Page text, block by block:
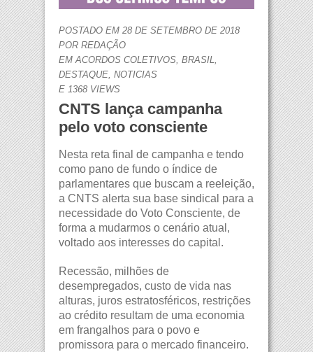
POSTADO EM 28 DE SETEMBRO DE 2018
POR REDAÇÃO
EM ACORDOS COLETIVOS BRASIL
DESTAQUE NOTICIAS
E 1368 VIEWS
CNTS lança campanha
pelo voto consciente
Nesta reta final de campanha e tendo
como pano de fundo o índice de
parlamentares que buscam a reeleição,
a CNTS alerta sua base sindical para a
necessidade do Voto Consciente, de
forma a mudarmos o cenário atual,
voltado aos interesses do capital.
Recessão, milhões de
desempregados, custo de vida nas
alturas, juros estratosféricos, restrições
ao crédito resultam de uma economia
em frangalhos para o povo e
promissora para o mercado financeiro.